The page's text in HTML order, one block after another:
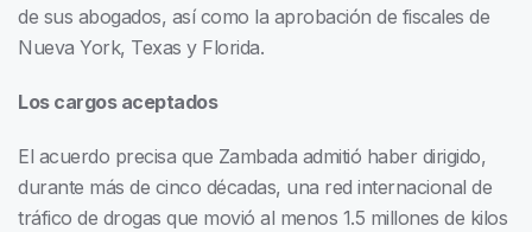
de sus abogados, así como la aprobación de fiscales de
Nueva York, Texas y Florida.
Los cargos aceptados
El acuerdo precisa que Zambada admitió haber dirigido,
durante más de cinco décadas, una red internacional de
tráfico de drogas que movió al menos 1.5 millones de kilos